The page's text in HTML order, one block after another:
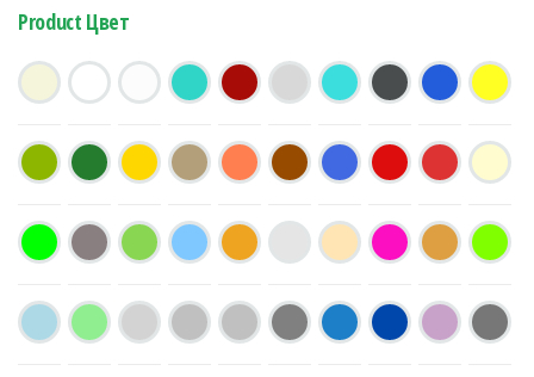
Product Цвет